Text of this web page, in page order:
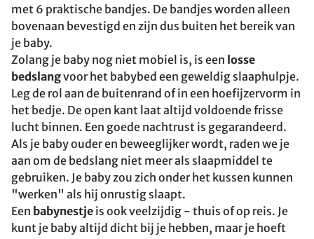
met 6 praktische bandjes. De bandjes worden alleen
bovenaan bevestigd en zijn dus buiten het bereik van
je baby.
Zolang je baby nog niet mobiel is, is een losse
bedslangvoor het babybed een geweldig slaaphulpje.
Leg de rol aan de buitenrand of in een hoefijzervorm in
het bedje. De open kant laat altijd voldoende frisse
lucht binnen. Een goede nachtrust is gegarandeerd.
Als je baby ouder en beweeglijker wordt, raden we je
aan om de bedslang niet meer als slaapmiddel te
gebruiken. Je baby zou zich onder het kussen kunnen
"werken" als hij onrustig slaapt.
Een babynestje is ook veelzijdig - thuis of op reis. Je
kunt je baby altijd dicht bij je hebben, maar je hoeft